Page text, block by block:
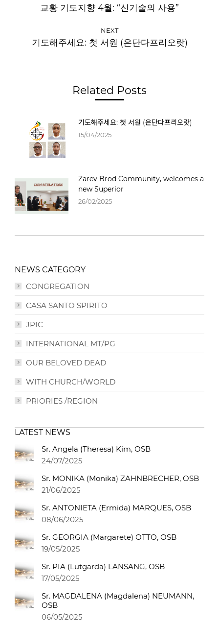
교황 기도지향 4월: “신기술의 사용”
NEXT
기도해주세요: 첫 서원 (은단다프리오랏)
Related Posts
기도해주세요: 첫 서원 (은단다프리오랏)
15/04/2025
Zarev Brod Community, welcomes a
new Superior
26/02/2025
NEWS CATEGORY
CONGREGATION
CASA SANTO SPIRITO
JPIC
INTERNATIONAL MT/PG
OUR BELOVED DEAD
WITH CHURCH/WORLD
PRIORIES /REGION
LATEST NEWS
Sr. Angela (Theresa) Kim, OSB
24/07/2025
Sr. MONIKA (Monika) ZAHNBRECHER, OSB
21/06/2025
Sr. ANTONIETA (Ermida) MARQUES, OSB
08/06/2025
Sr. GEORGIA (Margarete) OTTO, OSB
19/05/2025
Sr. PIA (Lutgarda) LANSANG, OSB
17/05/2025
Sr. MAGDALENA (Magdalena) NEUMANN,
OSB
06/05/2025